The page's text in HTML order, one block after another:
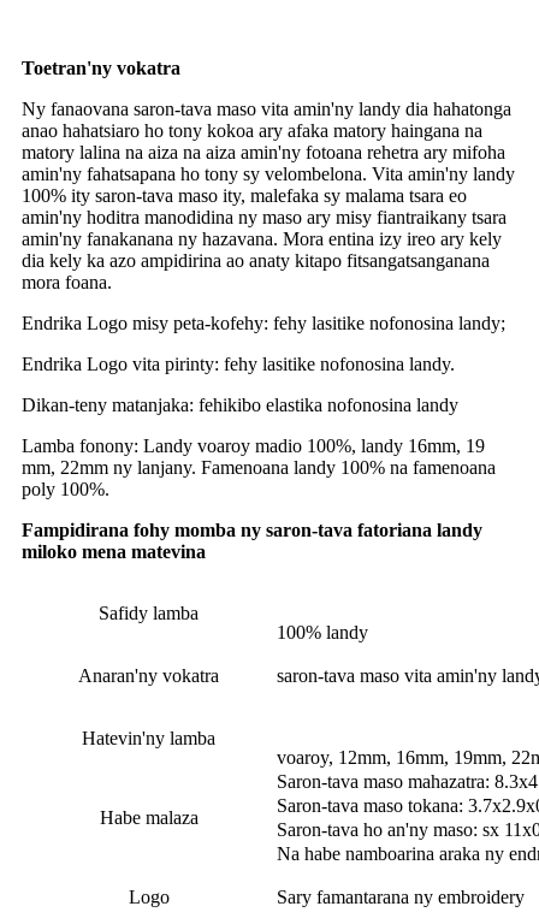
Toetran'ny vokatra
Ny fanaovana saron-tava maso vita amin'ny landy dia hahatonga
anao hahatsiaro ho tony kokoa ary afaka matory haingana na
matory lalina na aiza na aiza amin'ny fotoana rehetra ary mifoha
amin'ny fahatsapana ho tony sy velombelona. Vita amin'ny landy
100% ity saron-tava maso ity, malefaka sy malama tsara eo
amin'ny hoditra manodidina ny maso ary misy fiantraikany tsara
amin'ny fanakanana ny hazavana. Mora entina izy ireo ary kely
dia kely ka azo ampidirina ao anaty kitapo fitsangatsanganana
mora foana.
Endrika Logo misy peta-kofehy: fehy lasitike nofonosina landy;
Endrika Logo vita pirinty: fehy lasitike nofonosina landy.
Dikan-teny matanjaka: fehikibo elastika nofonosina landy
Lamba fonony: Landy voaroy madio 100%, landy 16mm, 19
mm, 22mm ny lanjany. Famenoana landy 100% na famenoana
poly 100%.
Fampidirana fohy momba ny saron-tava fatoriana landy
miloko mena matevina
Safidy lamba
100% landy
Anaran'ny vokatra saron-tava maso vita amin'ny
Hatevin'ny lamba
voaroy, 12mm, 16mm, 19mm,
Habe malaza
Saron-tava maso mahazatra:
Saron-tava maso tokana:
Saron-tava ho an'ny maso: sx
Na habe namboarina araka ny
Logo Sary famantarana ny embroidery